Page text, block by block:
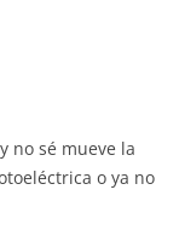
no sé mueve la
o ya no